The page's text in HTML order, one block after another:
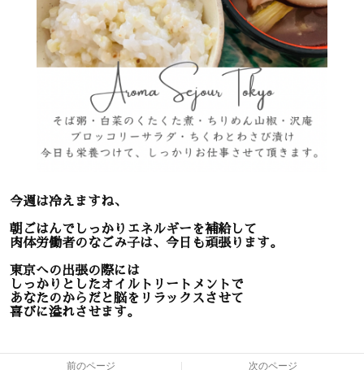
今週は冷えますね、
朝ごはんでしっかりエネルギーを補給して
肉体労働者のなごみ子は、今日も頑張ります。
東京への出張の際には
しっかりとしたオイルトリートメントで
あなたのからだと脳をリラックスさせて
喜びに溢れさせます。
前のページ 次のページ